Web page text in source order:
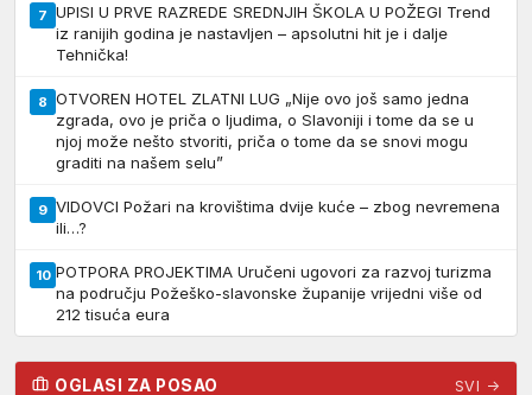
7 UPISI U PRVE RAZREDE SREDNJIH ŠKOLA U POŽEGI Trend
iz ranijih godina je nastavljen – apsolutni hit je i dalje
Tehnička!
8 OTVOREN HOTEL ZLATNI LUG „Nije ovo još samo jedna
zgrada, ovo je priča o ljudima, o Slavoniji i tome da se u
njoj može nešto stvoriti, priča o tome da se snovi mogu
graditi na našem selu”
9 VIDOVCI Požari na krovištima dvije kuće – zbog nevremena
ili…?
10 POTPORA PROJEKTIMA Uručeni ugovori za razvoj turizma
na području Požeško-slavonske županije vrijedni više od
212 tisuća eura
OGLASI ZA POSAO SVI →